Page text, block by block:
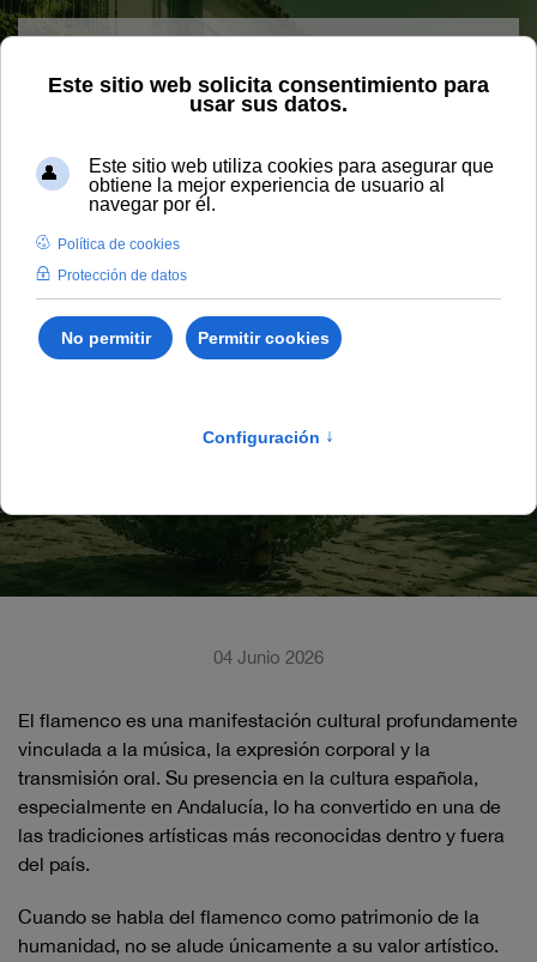
Home Vida universitaria
patrimonio de la humanidad
patrimonio de la
04 Junio 2026
El flamenco es una manifestación cultural profundamente
vinculada a la música, la expresión corporal y la
transmisión oral. Su presencia en la cultura española,
especialmente en Andalucía, lo ha convertido en una de
las tradiciones artísticas más reconocidas dentro y fuera
del país.
Cuando se habla del flamenco como patrimonio de la
humanidad, no se alude únicamente a su valor artístico.